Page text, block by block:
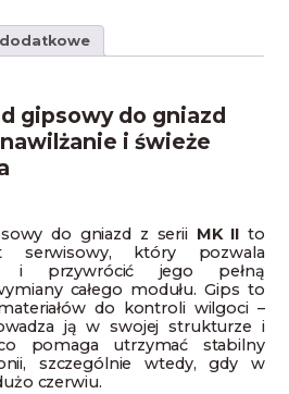
gipsowy do gniazd
i świeże
do gniazd z serii MK II to
serwisowy, który pozwala
i przywrócić jego pełną
całego modułu. Gips to
do kontroli wilgoci –
ją w swojej strukturze i
pomaga utrzymać stabilny
szczególnie wtedy, gdy w
czerwiu.